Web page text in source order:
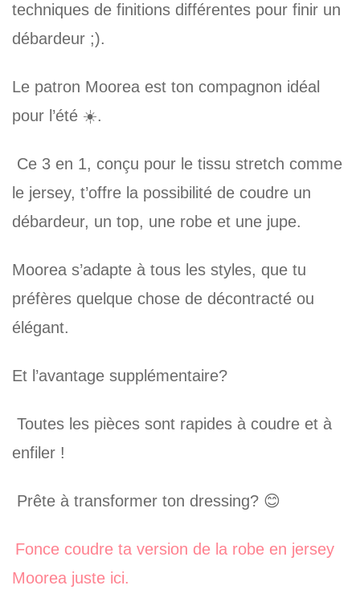
techniques de finitions différentes pour finir un
débardeur ;).
Le patron Moorea est ton compagnon idéal
pour l’été ☀️.
Ce 3 en 1, conçu pour le tissu stretch comme
le jersey, t’offre la possibilité de coudre un
débardeur, un top, une robe et une jupe.
Moorea s’adapte à tous les styles, que tu
préfères quelque chose de décontracté ou
élégant.
Et l’avantage supplémentaire?
Toutes les pièces sont rapides à coudre et à
enfiler !
Prête à transformer ton dressing? 😊
Fonce coudre ta version de la robe en jersey
Moorea juste ici.